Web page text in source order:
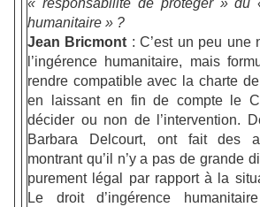
« responsabilité de protéger » du
humanitaire » ?
Jean Bricmont : C’est un peu une
l’ingérence humanitaire, mais
rendre compatible avec la charte de
en laissant en fin de compte le
décider ou non de l’intervention.
Barbara Delcourt, ont fait des
montrant qu’il n’y a pas de grande
purement légal par rapport à la
Le droit d’ingérence